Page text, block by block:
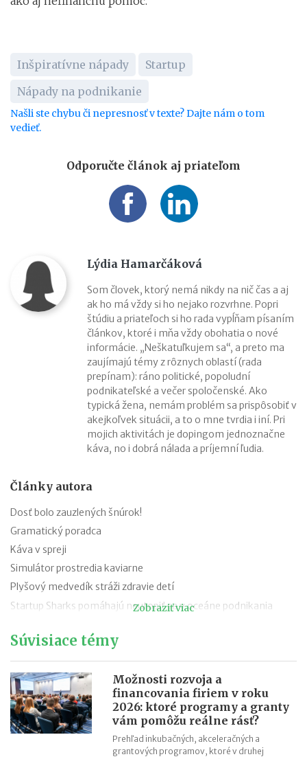
Inšpiratívne nápady
Startup
Nápady na podnikanie
Našli ste chybu či nepresnosť v texte? Dajte nám o tom
vedieť.
Odporučte článok aj priateľom
Lýdia Hamarčáková
Som človek, ktorý nemá nikdy na nič čas a aj
ak ho má vždy si ho nejako rozvrhne. Popri
štúdiu a priateľoch si ho rada vypĺňam písaním
článkov, ktoré i mňa vždy obohatia o nové
informácie. „Neškatuľkujem sa“, a preto ma
zaujímajú témy z rôznych oblastí (rada
prepínam): ráno politické, popoludní
podnikateľské a večer spoločenské. Ako
typická žena, nemám problém sa prispôsobiť v
akejkoľvek situácii, a to o mne tvrdia i iní. Pri
mojich aktivitách je dopingom jednoznačne
káva, no i dobrá nálada a príjemní ľudia.
Články autora
Dosť bolo zauzlených šnúrok!
Gramatický poradca
Káva v spreji
Simulátor prostredia kaviarne
Plyšový medvedík stráži zdravie detí
Startup Sharks pomáhajú neutopiť sa v oceáne podnikania
Zapnite si slnečné svetlo
Ekologická budúcnosť našich ciest – Rath Racer
Domáci varič piva Brewie
Zobraziť viac
Súvisiace témy
Možnosti rozvoja a
financovania firiem v roku
2026: ktoré programy a granty
vám pomôžu reálne rásť?
Prehľad inkubačných, akceleračných a
grantových programov, ktoré v druhej